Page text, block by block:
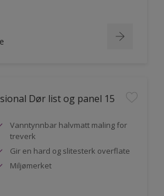
Dør list og panel 15
Vanntynnbar halvmatt maling for
treverk
Gir en hard og slitesterk overflate
Miljømerket